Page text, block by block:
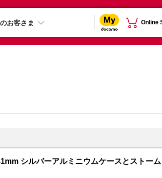
お客さま Online
シルバーアルミニウムケースとストーム